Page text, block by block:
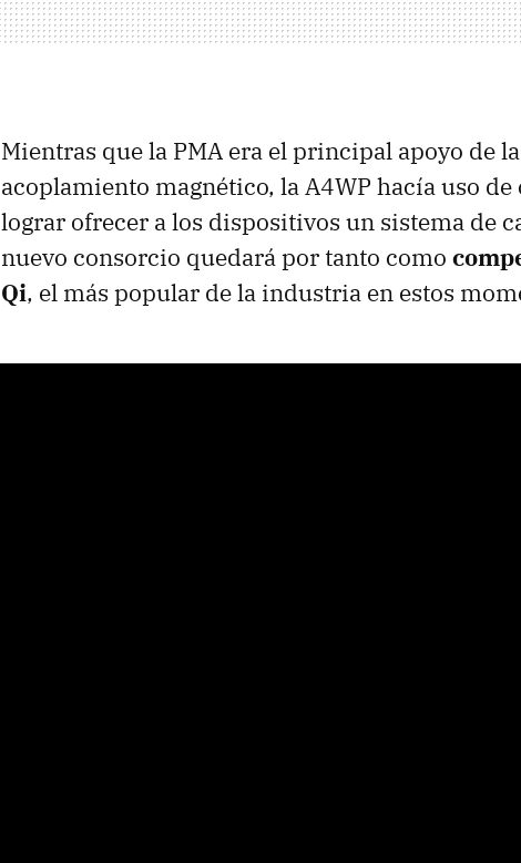
Mientras que la PMA era el principal apoyo de
acoplamiento magnético, la A4WP hacía uso
lograr ofrecer a los dispositivos un sistema de
nuevo consorcio quedará por tanto como
Qi, el más popular de la industria en estos